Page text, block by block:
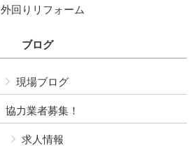
外回りリフォーム
ブログ
現場ブログ
協力業者募集！
求人情報